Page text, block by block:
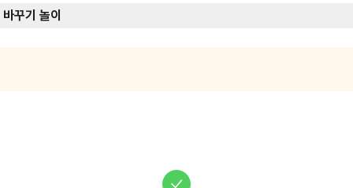
꾸기 놀이